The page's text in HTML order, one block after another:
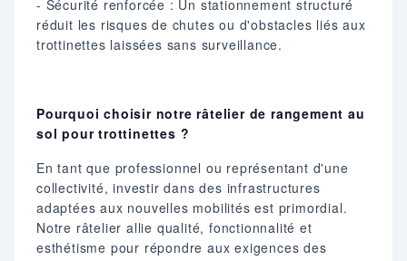
- Sécurité renforcée : Un stationnement structuré
réduit les risques de chutes ou d'obstacles liés aux
trottinettes laissées sans surveillance.​
Pourquoi choisir notre râtelier de rangement au
sol pour trottinettes ?
En tant que professionnel ou représentant d'une
collectivité, investir dans des infrastructures
adaptées aux nouvelles mobilités est primordial.
Notre râtelier allie qualité, fonctionnalité et
esthétisme pour répondre aux exigences des